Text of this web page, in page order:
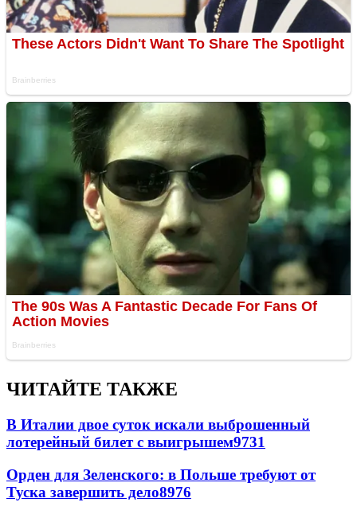
ЧИТАЙТЕ ТАКЖЕ
В Италии двое суток искали выброшенный
лотерейный билет с выигрышем9731
Орден для Зеленского: в Польше требуют от
Туска завершить дело8976